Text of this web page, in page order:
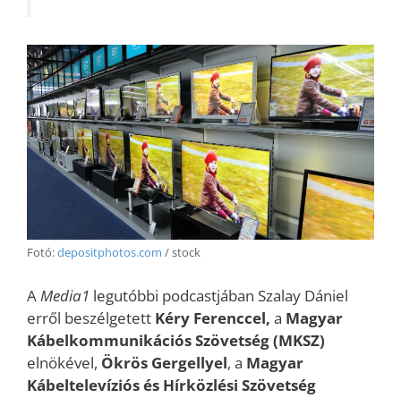
Fotó:depositphotos.com / stock
AMedia1 legutóbbi podcastjában Szalay Dániel
erről beszélgetett Kéry Ferenccel, a Magyar
Kábelkommunikációs Szövetség (MKSZ)
elnökével, Ökrös Gergellyel, a Magyar
Kábeltelevíziós és Hírközlési Szövetség